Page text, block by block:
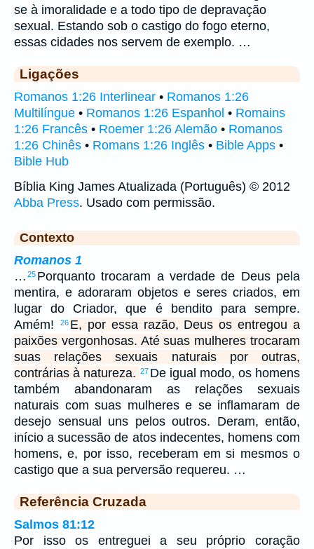
se à imoralidade e a todo tipo de depravação
sexual. Estando sob o castigo do fogo eterno,
essas cidades nos servem de exemplo. …
Ligações
Romanos 1:26 Interlinear • Romanos 1:26
Multilíngue • Romanos 1:26 Espanhol • Romains
1:26 Francês • Roemer 1:26 Alemão • Romanos
1:26 Chinês • Romans 1:26 Inglês • Bible Apps •
Bible Hub
Bíblia King James Atualizada (Português) © 2012
Abba Press. Usado com permissão.
Contexto
Romanos 1
… 25 Porquanto trocaram a verdade de Deus pela
mentira, e adoraram objetos e seres criados, em
lugar do Criador, que é bendito para sempre.
Amém!
26 E, por essa razão, Deus os entregou a
paixões vergonhosas. Até suas mulheres trocaram
suas relações sexuais naturais por outras,
contrárias à natureza. 27 De igual modo, os homens
também abandonaram as relações sexuais
naturais com suas mulheres e se inflamaram de
desejo sensual uns pelos outros. Deram, então,
início a sucessão de atos indecentes, homens com
homens, e, por isso, receberam em si mesmos o
castigo que a sua perversão requereu. …
Referência Cruzada
Salmos 81:12
Por isso os entreguei a seu próprio coração